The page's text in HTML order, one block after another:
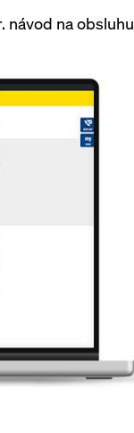
návod na obsluhu